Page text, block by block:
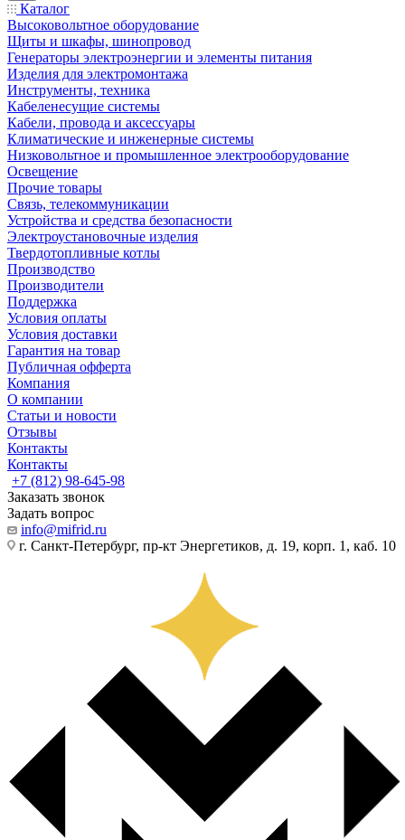
Каталог
Высоковольтное оборудование
Щиты и шкафы, шинопровод
Генераторы электроэнергии и элементы питания
Изделия для электромонтажа
Инструменты, техника
Кабеленесущие системы
Кабели, провода и аксессуары
Климатические и инженерные системы
Низковольтное и промышленное электрооборудование
Освещение
Прочие товары
Связь, телекоммуникации
Устройства и средства безопасности
Электроустановочные изделия
Твердотопливные котлы
Производство
Производители
Поддержка
Условия оплаты
Условия доставки
Гарантия на товар
Публичная офферта
Компания
О компании
Статьи и новости
Отзывы
Контакты
Контакты
+7 (812) 98-645-98
Заказать звонок
Задать вопрос
info@mifrid.ru
г. Санкт-Петербург, пр-кт Энергетиков, д. 19, корп. 1, каб. 10